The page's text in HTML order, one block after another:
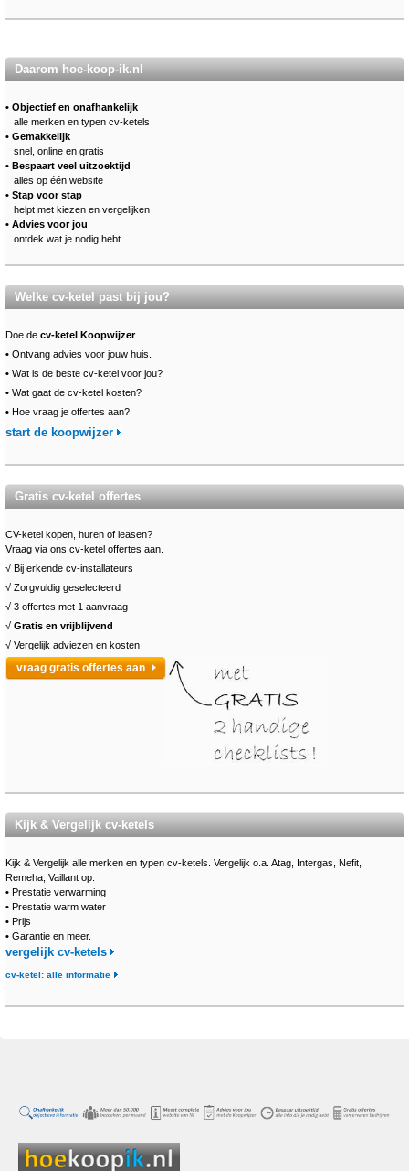
Daarom hoe-koop-ik.nl
• Objectief en onafhankelijk
alle merken en typen cv-ketels
• Gemakkelijk
snel, online en gratis
• Bespaart veel uitzoektijd
alles op één website
• Stap voor stap
helpt met kiezen en vergelijken
• Advies voor jou
ontdek wat je nodig hebt
Welke cv-ketel past bij jou?
Doe de cv-ketel Koopwijzer
• Ontvang advies voor jouw huis.
• Wat is de beste cv-ketel voor jou?
• Wat gaat de cv-ketel kosten?
• Hoe vraag je offertes aan?
start de koopwijzer
Gratis cv-ketel offertes
CV-ketel kopen, huren of leasen?
Vraag via ons cv-ketel offertes aan.
√ Bij erkende cv-installateurs
√ Zorgvuldig geselecteerd
√ 3 offertes met 1 aanvraag
√ Gratis en vrijblijvend
√ Vergelijk adviezen en kosten
vraag gratis offertes aan
Kijk & Vergelijk cv-ketels
Kijk & Vergelijk alle merken en typen cv-ketels. Vergelijk o.a. Atag, Intergas, Nefit,
Remeha, Vaillant op:
• Prestatie verwarming
• Prestatie warm water
• Prijs
• Garantie en meer.
vergelijk cv-ketels
cv-ketel: alle informatie